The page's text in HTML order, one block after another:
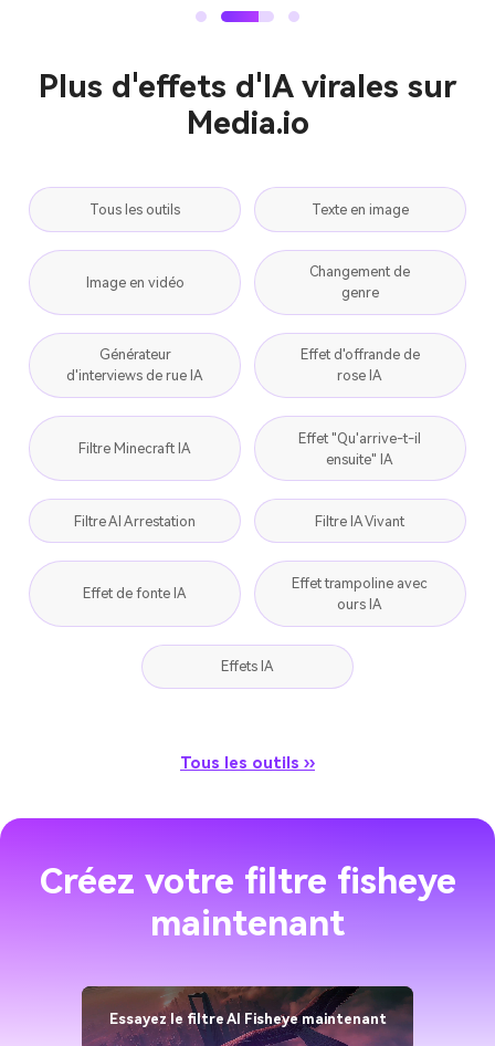
Plus d'effets d'IA virales sur
Media.io
Tous les outils Texte en image
Image en vidéo
Changement de
genre
Générateur
d'interviews de rue IA
Effet d'offrande de
rose IA
Filtre Minecraft IA
Effet "Qu'arrive-t-il
ensuite" IA
Filtre AI Arrestation Filtre IA Vivant
Effet de fonte IA
Effet trampoline avec
ours IA
Effets IA
Tous les outils ››
Créez votre filtre fisheye
maintenant
Essayez le filtre AI Fisheye maintenant